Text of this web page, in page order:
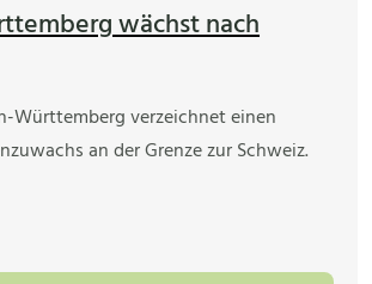
wächst nach
Württemberg verzeichnet einen
an der Grenze zur Schweiz.